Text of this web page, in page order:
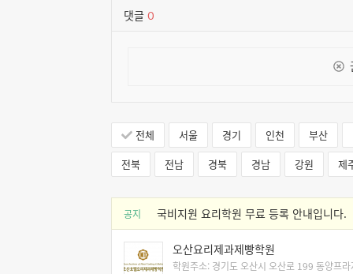
댓글 0
전체 서울 경기 인천 부산
전북
전남 경북 경남 강원 제
공지 국비지원 요리학원 무료 등록 안내입니다.
오산요리제과제빵학원
학원주소: 경기도 오산시 오산로 199 동양프